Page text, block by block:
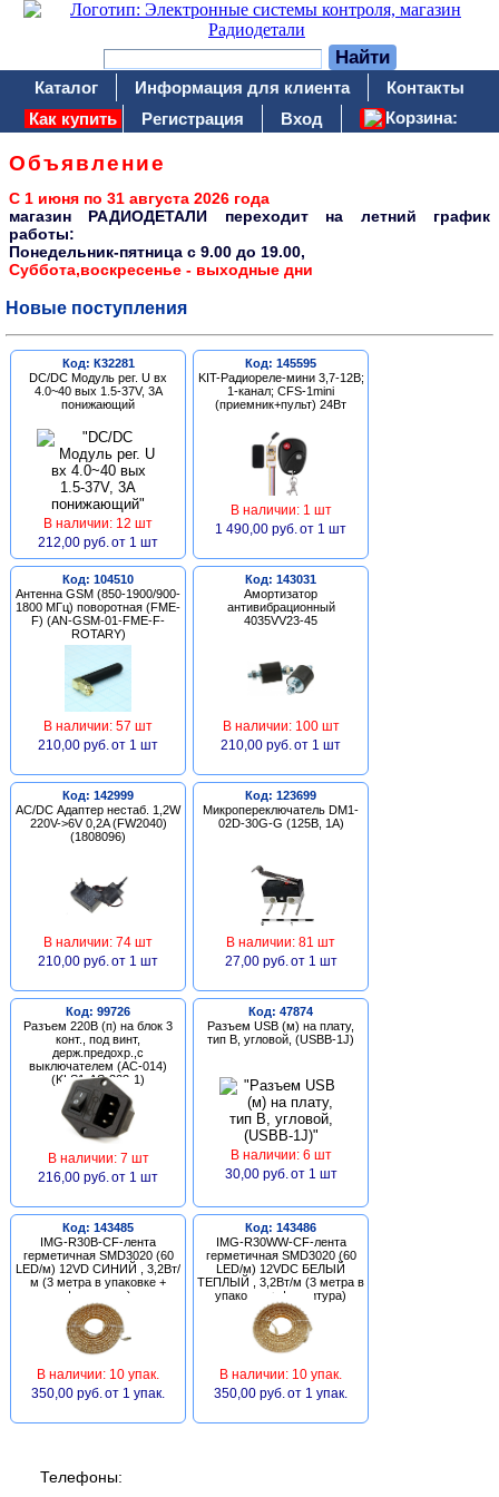
Каталог Информация для клиента
Контакты
Как купить
Регистрация Вход Корзина:
Объявление
С 1 июня по 31 августа 2026 года
магазин РАДИОДЕТАЛИ переходит на летний график
работы:
Понедельник-пятница c 9.00 до 19.00,
Суббота,воскресенье - выходные дни
Новые поступления
Код: К32281
DC/DC Модуль рег. U вх
4.0~40 вых 1.5-37V, 3A
понижающий
В наличии: 12 шт
212,00 руб. от 1 шт
Код: 145595
KIT-Радиореле-мини 3,7-12В;
1-канал; CFS-1mini
(приемник+пульт) 24Вт
В наличии: 1 шт
1 490,00 руб. от 1 шт
Код: 104510
Антенна GSM (850-1900/900-
1800 МГц) поворотная (FME-
F) (AN-GSM-01-FME-F-
ROTARY)
В наличии: 57 шт
210,00 руб. от 1 шт
Код: 143031
Амортизатор
антивибрационный
4035VV23-45
В наличии: 100 шт
210,00 руб. от 1 шт
Код: 142999
AC/DC Адаптер нестаб. 1,2W
220V->6V 0,2A (FW2040)
(1808096)
В наличии: 74 шт
210,00 руб. от 1 шт
Код: 123699
Микропереключатель DM1-
02D-30G-G (125В, 1А)
В наличии: 81 шт
27,00 руб. от 1 шт
Код: 99726
Разъем 220В (п) на блок 3
конт., под винт,
держ.предохр.,с
выключателем (AC-014)
(KLS1-AS-303-1)
В наличии: 7 шт
216,00 руб. от 1 шт
Код: 47874
Разъем USB (м) на плату,
тип В, угловой, (USBB-1J)
В наличии: 6 шт
30,00 руб. от 1 шт
Код: 143485
IMG-R30B-CF-лента
герметичная SMD3020 (60
LED/м) 12VD СИНИЙ , 3,2Вт/
м (3 метра в упаковке +
фурнитура)
В наличии: 10 упак.
350,00 руб. от 1 упак.
Код: 143486
IMG-R30WW-CF-лента
герметичная SMD3020 (60
LED/м) 12VDC БЕЛЫЙ
ТЕПЛЫЙ , 3,2Вт/м (3 метра в
упаковке + фурнитура)
В наличии: 10 упак.
350,00 руб. от 1 упак.
Телефоны: